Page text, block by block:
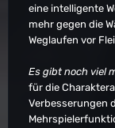
eine intelligente
mehr gegen die
Weglaufen vor
Es gibt noch viel
für die
Verbesserungen